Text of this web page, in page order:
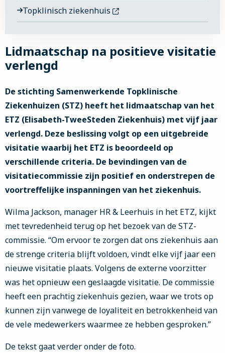
Topklinisch ziekenhuis
Lidmaatschap na positieve visitatie
verlengd
De stichting Samenwerkende Topklinische
Ziekenhuizen (STZ) heeft het lidmaatschap van het
ETZ (Elisabeth-TweeSteden Ziekenhuis) met vijf jaar
verlengd. Deze beslissing volgt op een uitgebreide
visitatie waarbij het ETZ is beoordeeld op
verschillende criteria. De bevindingen van de
visitatiecommissie zijn positief en onderstrepen de
voortreffelijke inspanningen van het ziekenhuis.
Wilma Jackson, manager HR & Leerhuis in het ETZ, kijkt
met tevredenheid terug op het bezoek van de STZ-
commissie. “Om ervoor te zorgen dat ons ziekenhuis aan
de strenge criteria blijft voldoen, vindt elke vijf jaar een
nieuwe visitatie plaats. Volgens de externe voorzitter
was het opnieuw een geslaagde visitatie. De commissie
heeft een prachtig ziekenhuis gezien, waar we trots op
kunnen zijn vanwege de loyaliteit en betrokkenheid van
de vele medewerkers waarmee ze hebben gesproken.”
De tekst gaat verder onder de foto.